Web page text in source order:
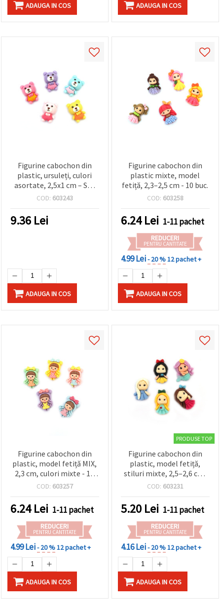
ADAUGA IN COS ADAUGA IN COS
Figurine cabochon din
plastic, ursuleți, culori
asortate, 2,5x1 cm – Set
de 10 bucăți
COD: 603243
9.36 Lei
ADAUGA IN COS
Figurine cabochon din
plastic mixte, model
fetiță, 2,3–2,5 cm - 10 buc.
COD: 603258
6.24Lei 1-11 pachet
REDUCERI
PENTRU CANTITATE
4.99 Lei- 20 %12 pachet +
ADAUGA IN COS
Figurine cabochon din
plastic, model fetiță MIX,
2,3 cm, culori mixte - 10
bucăți
COD: 603257
6.24Lei 1-11 pachet
REDUCERI
PENTRU CANTITATE
4.99 Lei- 20 %12 pachet +
ADAUGA IN COS
PRODUSE TOP
Figurine cabochon din
plastic, model fetiță,
stiluri mixte, 2,5–2,6 cm,
set de 5 bucăți
COD: 603231
5.20 Lei 1-11 pachet
REDUCERI
PENTRU CANTITATE
4.16 Lei- 20 %12 pachet +
ADAUGA IN COS